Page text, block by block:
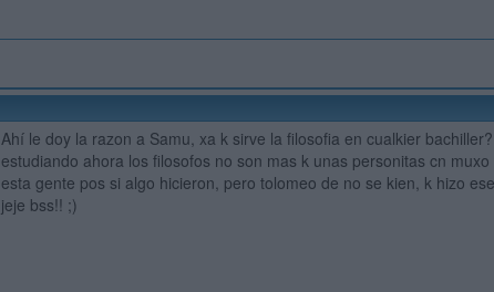
Ahí le doy la razon a Samu, xa k sirve la filosofia en cualkier
estudiando ahora los filosofos no son mas k unas personitas cn
esta gente pos si algo hicieron, pero tolomeo de no se kien, k hizo
jeje bss!! ;)